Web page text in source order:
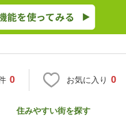
0 お気に入り 0
住みやすい街を探す